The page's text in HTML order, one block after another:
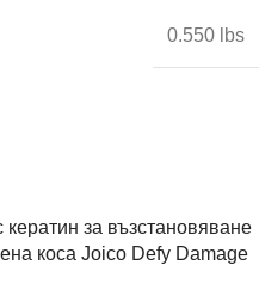
0.550 lbs
за възстановяване
коса Joico Defy Damage